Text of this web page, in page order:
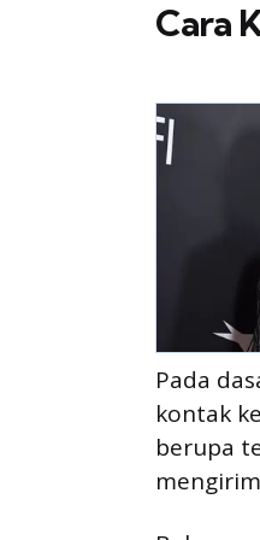
Cara
Pada
kontak
berupa